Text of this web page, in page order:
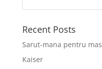
Recent Posts
Sarut-mana pentru
Kaiser